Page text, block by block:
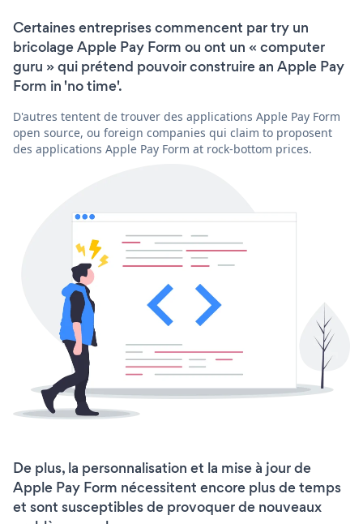
Certaines entreprises commencent par try un
bricolage Apple Pay Form ou ont un « computer
guru » qui prétend pouvoir construire an Apple Pay
Form in 'no time'.
D'autres tentent de trouver des applications Apple Pay Form
open source, ou foreign companies qui claim to proposent
des applications Apple Pay Form at rock-bottom prices.
De plus, la personnalisation et la mise à jour de
Apple Pay Form nécessitent encore plus de temps
et sont susceptibles de provoquer de nouveaux